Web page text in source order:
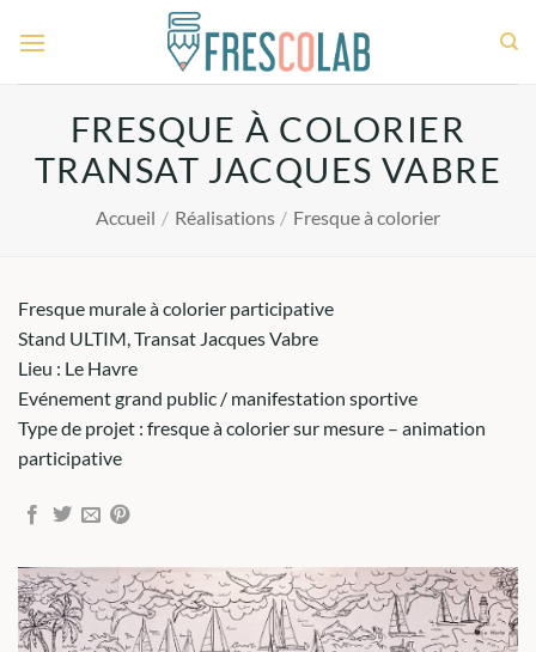
FRESQUE À COLORIER
TRANSAT JACQUES VABRE
Accueil / Réalisations / Fresque à colorier
Fresque murale à colorier participative
Stand ULTIM, Transat Jacques Vabre
Lieu : Le Havre
Evénement grand public / manifestation sportive
Type de projet : fresque à colorier sur mesure – animation
participative